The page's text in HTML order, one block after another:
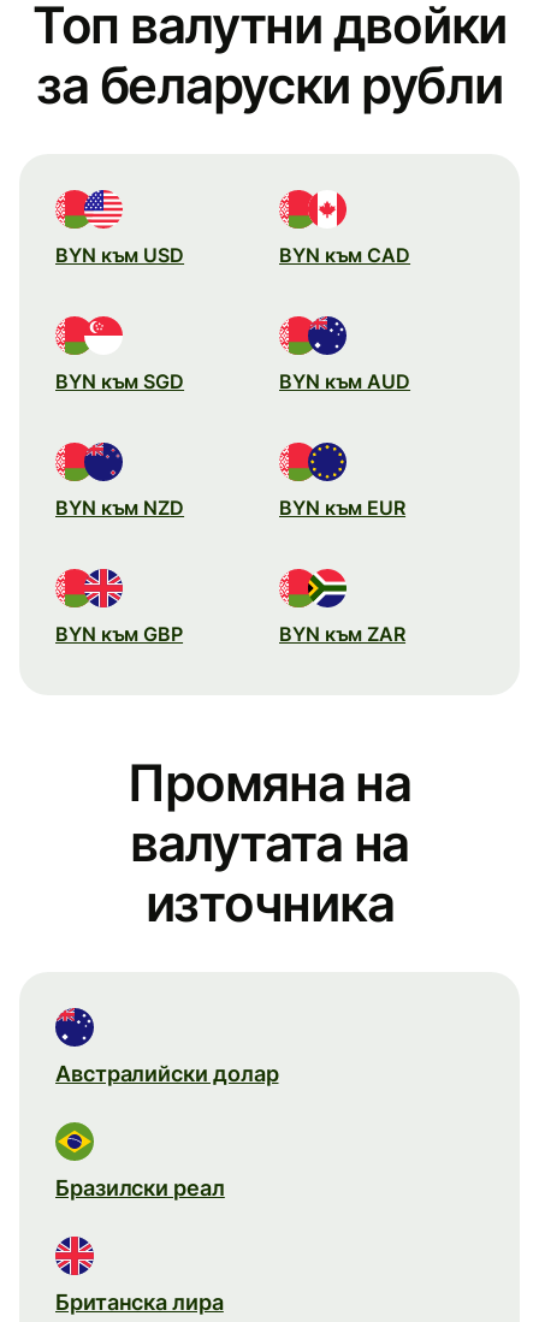
Топ валутни двойки
за беларуски рубли
BYN към USD BYN към CAD
BYN към SGD BYN към AUD
BYN към NZD BYN към EUR
BYN към GBP BYN към ZAR
Промяна на
валутата на
източника
Австралийски долар
Бразилски реал
Британска лира